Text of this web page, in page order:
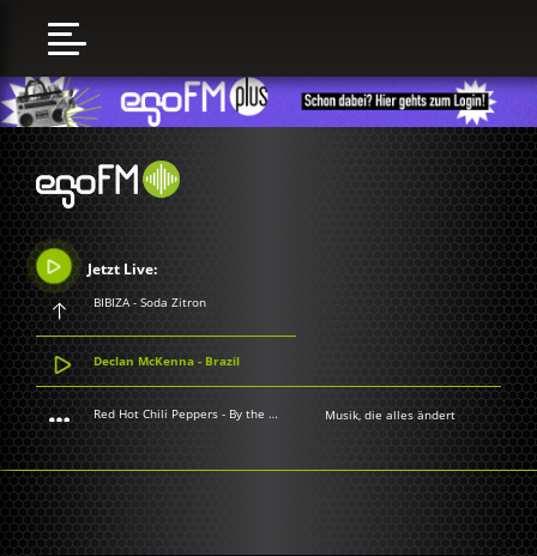
Jetzt Live:
BIBIZA - Soda Zitron
Declan McKenna - Brazil
Red Hot Chili Peppers - By the Way Musik, die alles ändert